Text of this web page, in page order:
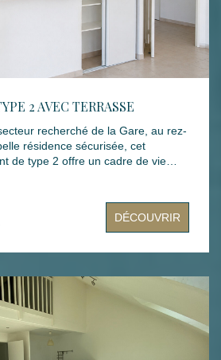
2 AVEC TERRASSE
recherché de la Gare, au rez-
résidence sécurisée, cet
de type 2 offre un cadre de vie
lumineux donnant accès à une
aménagée et équipée, d'une
attenante ainsi que d'un WC
idéal pour
à proximité des commerces, des
DÉCOUVRIR